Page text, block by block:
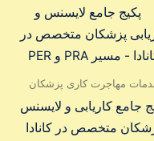
11.900.000 تومان
مهاجرت کاری پزشکان
جامع کاریابی و لایسنس
متخصص در کانادا
قیمت:
تا
این
محصول
دارای
انواع
می